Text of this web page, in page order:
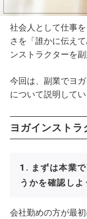
社会人として仕事
さを「誰かに伝え
ンストラクターを
今回は、副業でヨ
について説明してい
ヨガインスト
1. まずは本業
うかを確認しよ
会社勤めの方が最